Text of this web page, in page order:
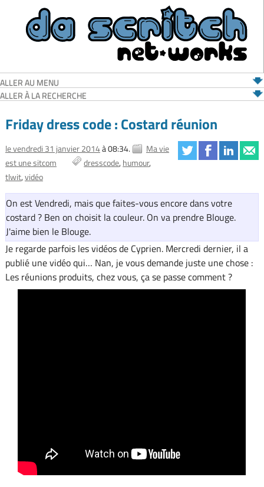
ALLER AU MENU
ALLER À LA RECHERCHE
Friday dress code : Costard réunion
le vendredi 31 janvier 2014à 08:34.
Ma vie
est une sitcom
dresscode humour
tlwit vidéo
On est Vendredi, mais que faites-vous encore dans votre
costard ? Ben on choisit la couleur. On va prendre Blouge.
J'aime bien le Blouge.
Je regarde parfois les vidéos de Cyprien. Mercredi dernier, il a
publié une vidéo qui… Nan, je vous demande juste une chose :
Les réunions produits, chez vous, ça se passe comment ?